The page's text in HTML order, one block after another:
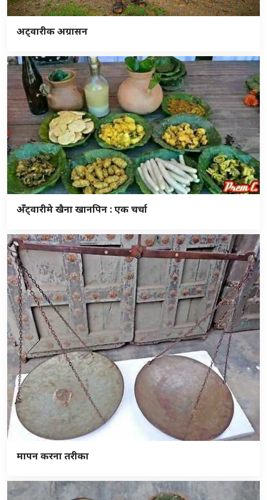
अट्वारीक अग्रासन
अँट्वारीमे खैना खानपिन : एक चर्चा
मापन करना तरीका